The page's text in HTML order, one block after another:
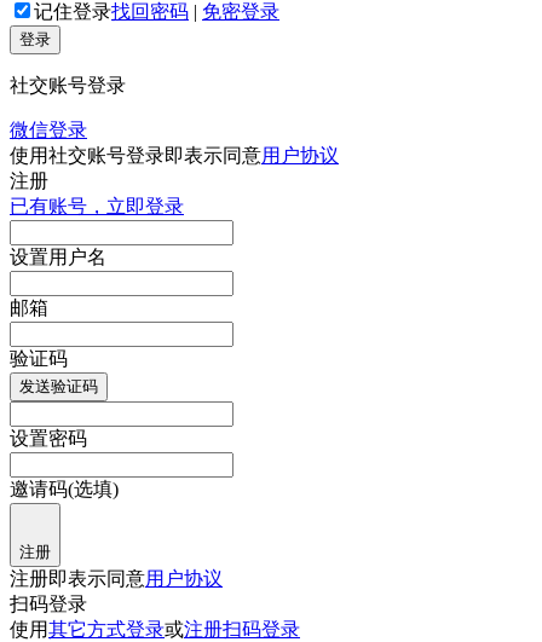
记住登录找回密码 | 免密登录
登录
社交账号登录
微信登录
使用社交账号登录即表示同意用户协议
注册
已有账号，立即登录
设置用户名
邮箱
验证码
发送验证码
设置密码
邀请码(选填)
注册
注册即表示同意用户协议
扫码登录
使用其它方式登录或注册扫码登录